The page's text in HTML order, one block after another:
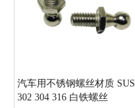
汽车用不锈钢螺丝材质 SUS
302 304 316 白铁螺丝